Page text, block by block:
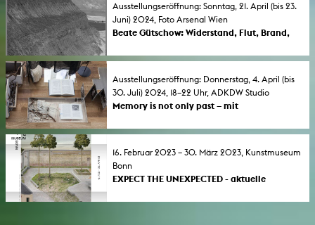
Professor*innen Hörner/Antlfinger
(Multispecies Storytelling) dabei.
Ausstellungseröffnung: Sonntag, 21. April (bis 23.
Juni) 2024, Foto Arsenal Wien
Beate Gütschow: Widerstand, Flut, Brand,
Ausstellung der KHM-Professorin für
Ausstellungseröffnung: Donnerstag, 4. April (bis
30. Juli) 2024, 18–22 Uhr, ADKDW Studio
Memory is not only past – mit
Die Professor*innen für "Multispecies
mit Salwa Aleryani, Barış Doğrusöz und Anna
16. Februar 2023 – 30. März 2023, Kunstmuseum
Bonn
EXPECT THE UNEXPECTED - aktuelle